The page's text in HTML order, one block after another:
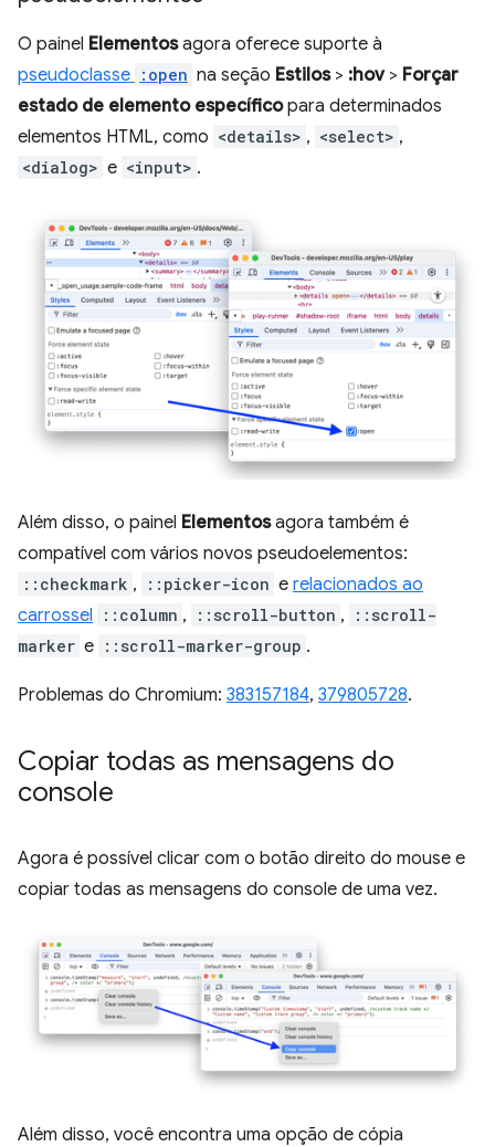
O painel Elementosagora oferece suporte à
pseudoclasse :open na seção Estilos> :hov> Forçar
estado de elemento específicopara determinados
elementos HTML, como <details> , <select> ,
<dialog> e <input> .
Além disso, o painel Elementosagora também é
compatível com vários novos pseudoelementos:
::checkmark , ::picker-icon e relacionados ao
carrossel
::column , ::scroll-button ,
::scroll-
marker e ::scroll-marker-group .
Problemas do Chromium: 383157184, 379805728.
Copiar todas as mensagens do
console
Agora é possível clicar com o botão direito do mouse e
copiar todas as mensagens do console de uma vez.
Além disso, você encontra uma opção de cópia